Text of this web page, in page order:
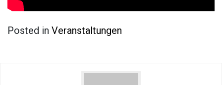
Posted in Veranstaltungen